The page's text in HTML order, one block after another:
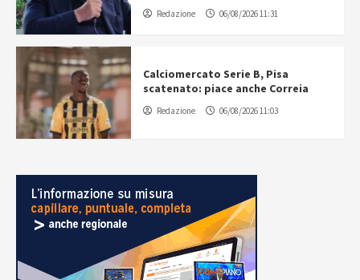
Redazione 06/08/2026 11:31
Calciomercato Serie B, Pisa
scatenato: piace anche Correia
Redazione 06/08/2026 11:03